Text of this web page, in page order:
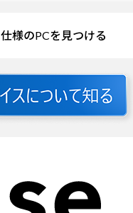
様のPCを見つける